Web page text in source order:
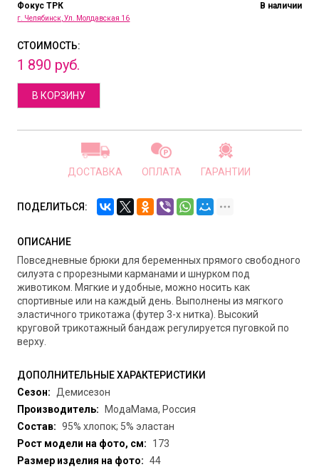
Фокус ТРК
г. Челябинск, Ул. Молдавская 16
В наличии
СТОИМОСТЬ:
1 890 руб.
В КОРЗИНУ
ДОСТАВКА ОПЛАТА ГАРАНТИИ
ПОДЕЛИТЬСЯ:
ОПИСАНИЕ
Повседневные брюки для беременных прямого свободного
силуэта с прорезными карманами и шнурком под
животиком. Мягкие и удобные, можно носить как
спортивные или на каждый день. Выполнены из мягкого
эластичного трикотажа (футер 3-х нитка). Высокий
круговой трикотажный бандаж регулируется пуговкой по
верху.
ДОПОЛНИТЕЛЬНЫЕ ХАРАКТЕРИСТИКИ
Сезон:
Демисезон
Производитель:
МодаМама, Россия
Состав: 95% хлопок; 5% эластан
Рост модели на фото, см:
173
Размер изделия на фото: 44